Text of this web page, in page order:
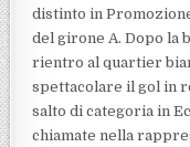
distinto in
del girone A. Dopo la
rientro al quartier
spettacolare il gol in
salto di categoria in
chiamate nella